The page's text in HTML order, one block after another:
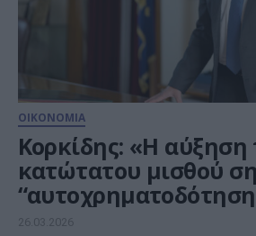
ΟΙΚΟΝΟΜΙΑ
Κορκίδης: «Η αύξηση
κατώτατου μισθού
αγοράς»
26.03.2026